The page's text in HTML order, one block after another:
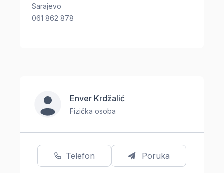
Sarajevo
061 862 878
Enver Krdžalić
Fizička osoba
Telefon Poruka